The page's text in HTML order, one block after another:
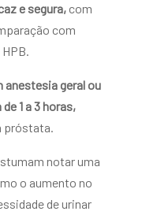
e segura, com
com
anestesia geral ou
1 a 3 horas,
próstata.
notar uma
o aumento no
de urinar